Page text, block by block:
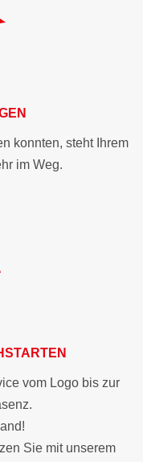
konnten, steht Ihrem
im Weg.
vom Logo bis zur
Sie mit unserem